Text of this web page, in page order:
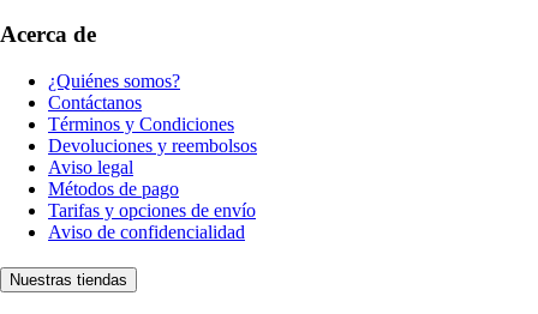
Acerca de
¿Quiénes somos?
Contáctanos
Términos y Condiciones
Devoluciones y reembolsos
Aviso legal
Métodos de pago
Tarifas y opciones de envío
Aviso de confidencialidad
Nuestras tiendas